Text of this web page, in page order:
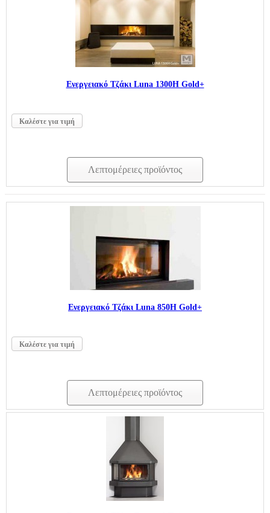
Ενεργειακό Τζάκι Luna 1300H Gold+
Καλέστε για τιμή
Λεπτομέρειες προϊόντος
Ενεργειακό Τζάκι Luna 850H Gold+
Καλέστε για τιμή
Λεπτομέρειες προϊόντος